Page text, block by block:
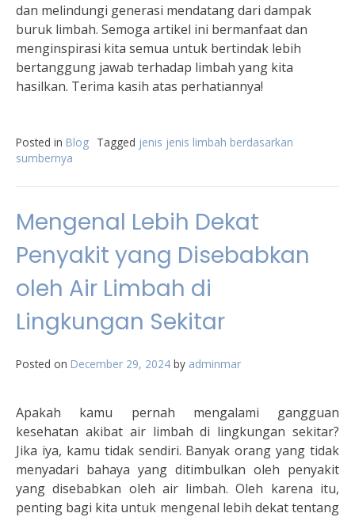
dan melindungi generasi mendatang dari dampak
buruk limbah. Semoga artikel ini bermanfaat dan
menginspirasi kita semua untuk bertindak lebih
bertanggung jawab terhadap limbah yang kita
hasilkan. Terima kasih atas perhatiannya!
Posted in Blog Tagged jenis jenis limbah berdasarkan
sumbernya
Mengenal Lebih Dekat
Penyakit yang Disebabkan
oleh Air Limbah di
Lingkungan Sekitar
Posted on December 29, 2024 by adminmar
Apakah kamu pernah mengalami gangguan
kesehatan akibat air limbah di lingkungan sekitar?
Jika iya, kamu tidak sendiri. Banyak orang yang tidak
menyadari bahaya yang ditimbulkan oleh penyakit
yang disebabkan oleh air limbah. Oleh karena itu,
penting bagi kita untuk mengenal lebih dekat tentang